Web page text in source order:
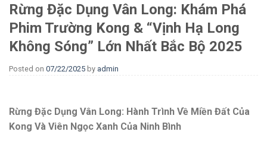
Rừng Đặc Dụng Vân Long: Khám Phá
Phim Trường Kong & “Vịnh Hạ Long
Không Sóng” Lớn Nhất Bắc Bộ 2025
Posted on 07/22/2025 by admin
Rừng Đặc Dụng Vân Long: Hành Trình Về Miền Đất Của
Kong Và Viên Ngọc Xanh Của Ninh Bình